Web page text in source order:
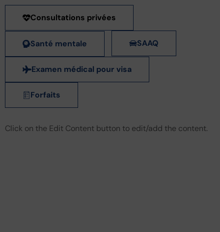
Consultations privées
Santé mentale SAAQ
Examen médical pour visa
Forfaits
Click on the Edit Content button to edit/add the content.